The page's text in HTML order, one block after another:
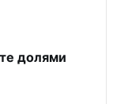
долями